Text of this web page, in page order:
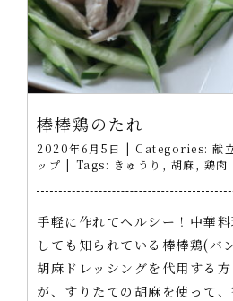
棒棒鶏のたれ
2020年6月5日 | Categories: 献
ップ | Tags: きゅうり 胡麻 鶏肉
手軽に作れてヘルシー！中華
しても知られている棒棒鶏(バ
胡麻ドレッシングを代用する
が、すりたての胡麻を使って